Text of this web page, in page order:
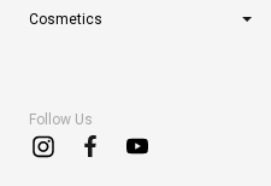
Cosmetics
Follow Us